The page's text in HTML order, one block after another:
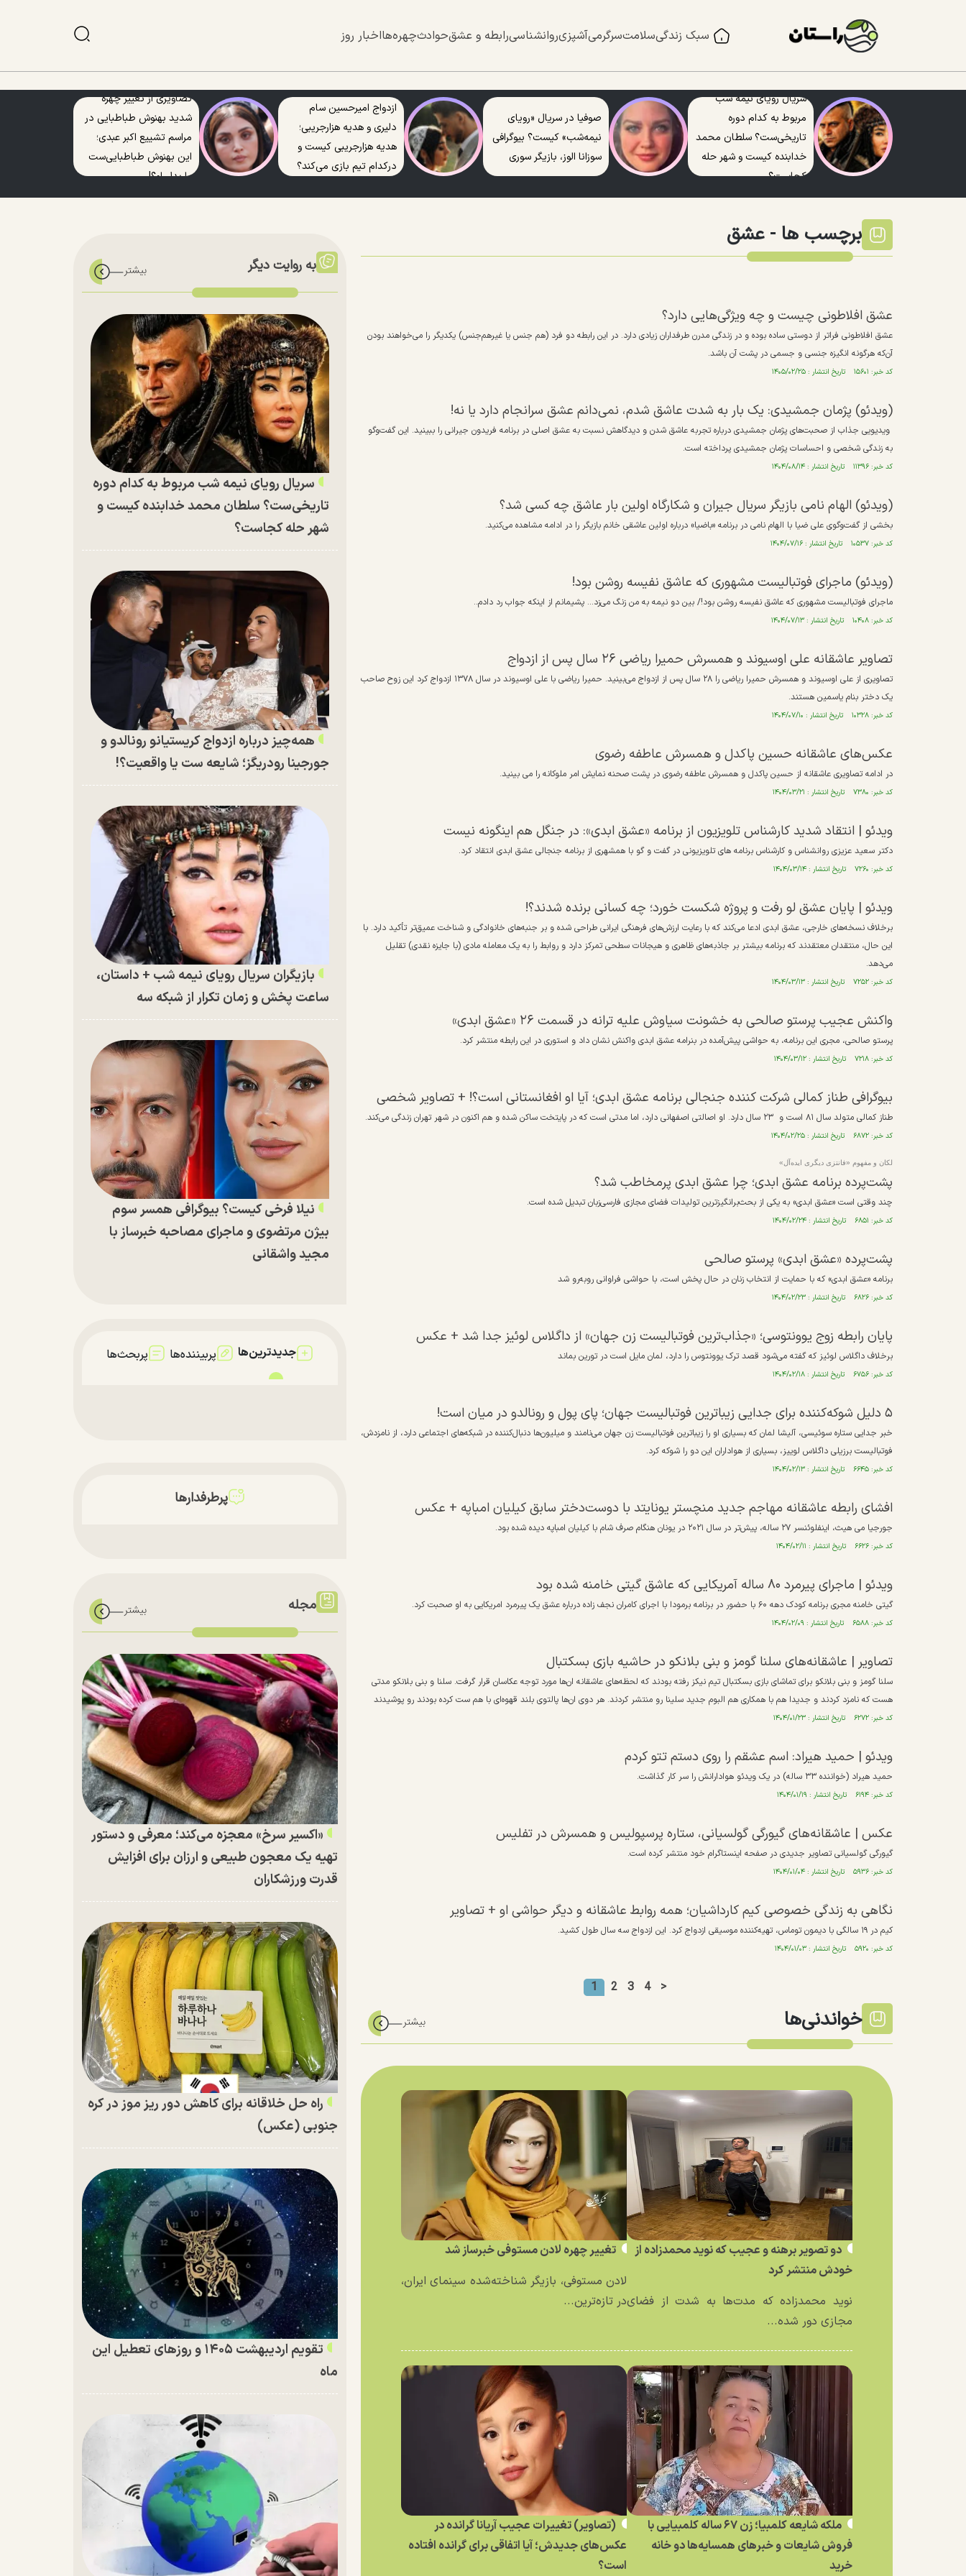
سبک زندگیسلامتسرگرمیآشپزیروانشناسیرابطه و عشقحوادثچهره‌هااخبار روز
سریال رویای نیمه شب
مربوط به کدام دوره
تاریخی‌ست؟ سلطان محمد
خدابنده کیست و شهر حله
کجاست؟
صوفیا در سریال «رویای
نیمه‌شب» کیست؟ بیوگرافی
سوزانا الوز، بازیگر سوری
ازدواج امیرحسین سام
دلیری و هدیه هزارجریبی؛
هدیه هزارجریبی کیست و
درکدام تیم بازی می‌کند؟
تصاویری از تغییر چهره
شدید بهنوش طباطبایی در
مراسم تشییع اکبر عبدی؛
این بهنوش طباطبایی‌ست
یا بدل او؟!
برچسب ها -عشق
عشق افلاطونی چیست و چه ویژگی‌هایی دارد؟
عشق افلاطونی فراتر از دوستی ساده بوده و در زندگی مدرن طرفداران زیادی دارد. در این رابطه دو فرد (هم جنس یا غیرهم‌جنس) یکدیگر را می‌خواهند بودن
آن‌که هرگونه انگیزه جنسی و جسمی در پشت آن باشد.
کد خبر: ۱۵۶۰۱ تاریخ انتشار : ۱۴۰۵/۰۲/۲۵
(ویدئو) پژمان جمشیدی: یک بار به شدت عاشق شدم، نمی‌دانم عشق سرانجام دارد یا نه!
ویدیویی جذاب از صحبت‌های پژمان جمشیدی درباره تجربه عاشق شدن و دیدگاهش نسبت به عشق اصلی در برنامه فریدون جیرانی را ببینید. این گفت‌و‌گو
به زندگی شخصی و احساسات پژمان جمشیدی پرداخته است.
کد خبر: ۱۱۳۹۶ تاریخ انتشار : ۱۴۰۴/۰۸/۱۴
(ویدئو) الهام نامی بازیگر سریال جیران و شکارگاه اولین بار عاشق چه کسی شد؟
بخشی از گفت‌وگوی علی ضیا با الهام نامی در برنامه «باضیا» درباره اولین عاشقی خانم بازیگر را در ادامه مشاهده می‌کنید.
کد خبر: ۱۰۵۳۷ تاریخ انتشار : ۱۴۰۴/۰۷/۱۶
(ویدئو) ماجرای فوتبالیست مشهوری که عاشق نفیسه روشن بود!
ماجرای فوتبالیست مشهوری که عاشق نفیسه روشن بود!/ بین دو نیمه به من زنگ می‌زد... پشیمانم از اینکه جواب رد دادم..
کد خبر: ۱۰۴۰۸ تاریخ انتشار : ۱۴۰۴/۰۷/۱۳
تصاویر عاشقانه علی اوسیوند و همسرش حمیرا ریاضی ۲۶ سال پس از ازدواج
تصاویری از علی اوسیوند و همسرش حمیرا ریاضی را ۲۸ سال پس از ازدواج می‌بینید. حمیرا ریاضی با علی اوسیوند در سال ۱۳۷۸ ازدواج کرد این زوح صاحب
یک دختر بنام یاسمین هستند.
کد خبر: ۱۰۳۲۸ تاریخ انتشار : ۱۴۰۴/۰۷/۱۰
عکس‌های عاشقانه حسین پاکدل و همسرش عاطفه رضوی
در ادامه تصاویری عاشقانه از حسین پاکدل و همسرش عاطفه رضوی در پشت صحنه نمایش امر ملوکانه را می بینید.
کد خبر: ۷۳۸۰ تاریخ انتشار : ۱۴۰۴/۰۳/۲۱
ویدئو |‌ انتقاد شدید کارشناس تلویزیون از برنامه «عشق ابدی»:‌ در جنگل هم اینگونه نیست
دکتر سعید عزیزی روانشناس و کارشناس برنامه های تلویزیونی در گفت و گو با همشهری از برنامه جنجالی عشق ابدی انتقاد کرد. ‌
کد خبر: ۷۲۶۰ تاریخ انتشار : ۱۴۰۴/۰۳/۱۴
ویدئو | پایان عشق لو رفت و پروژه شکست خورد؛ چه کسانی برنده شدند؟!
برخلاف نسخه‌های خارجی، عشق ابدی ادعا می‌کند که با رعایت ارزش‌های فرهنگی ایرانی طراحی شده و بر جنبه‌های خانوادگی و شناخت عمیق‌تر تأکید دارد. با
این حال، منتقدان معتقدند که برنامه بیشتر بر جاذبه‌های ظاهری و هیجانات سطحی تمرکز دارد و روابط را به یک معامله مادی (با جایزه نقدی) تقلیل
می‌دهد.
کد خبر: ۷۲۵۲ تاریخ انتشار : ۱۴۰۴/۰۳/۱۳
‌واکنش عجیب پرستو صالحی به خشونت سیاوش علیه ترانه در قسمت ۲۶ «عشق ابدی»
پرستو صالحی، مجری این برنامه، به حواشی پیش‌آمده در بنرامه عشق ابدی واکنش نشان داد و استوری در این رابطه منتشر کرد.
کد خبر: ۷۲۱۸ تاریخ انتشار : ۱۴۰۴/۰۳/۱۲
بیوگرافی طناز کمالی شرکت کننده جنجالی برنامه عشق ابدی؛ آیا او افغانستانی است؟! + تصاویر شخصی
طناز کمالی متولد سال ۸۱ است و ۲۳ سال دارد. او اصالتی اصفهانی دارد، اما مدتی است که در پایتخت ساکن شده و هم اکنون در شهر تهران زندگی می‌کند.
کد خبر: ۶۸۷۲ تاریخ انتشار : ۱۴۰۴/۰۲/۲۵
لکان و مفهوم «فانتزی دیگری ایده‌آل»
پشت‌پرده برنامه عشق ابدی؛ چرا عشق ابدی پرمخاطب شد؟
چند وقتی است «عشق ابدی» به یکی از بحث‌برانگیزترین تولیدات فضای مجازی فارسی‌زبان تبدیل شده است.
کد خبر: ۶۸۵۱ تاریخ انتشار : ۱۴۰۴/۰۲/۲۴
پشت‌پرده «عشق ابدی» پرستو صالحی
برنامه «عشق ابدی» که با حمایت از انتخاب زنان در حال پخش است، با حواشی فراوانی روبه‌رو شد
کد خبر: ۶۸۲۶ تاریخ انتشار : ۱۴۰۴/۰۲/۲۳
پایان رابطه زوج یوونتوسی؛ «جذاب‌ترین فوتبالیست زن جهان» از داگلاس لوئیز جدا شد + عکس
برخلاف داگلاس لوئیز که گفته می‌شود قصد ترک یوونتوس را دارد، لمان مایل است در تورین بماند
کد خبر: ۶۷۵۶ تاریخ انتشار : ۱۴۰۴/۰۲/۱۸
۵ دلیل شوکه‌کننده برای جدایی زیباترین فوتبالیست جهان؛ پای پول و رونالدو در میان است!
خبر جدایی ستاره سوئیسی، آلیشا لمان‌ که بسیاری او را زیباترین فوتبالیست زن جهان می‌نامند و میلیون‌ها دنبال‌کننده در شبکه‌های اجتماعی دارد، از نامزدش،
فوتبالیست برزیلی داگلاس لوییز، بسیاری از هواداران این دو را شوکه کرد.
کد خبر: ۶۶۴۵ تاریخ انتشار : ۱۴۰۴/۰۲/۱۳
افشای رابطه عاشقانه مهاجم جدید منچستر یونایتد با دوست‌دختر سابق کیلیان امباپه + عکس
جورجیا می هیث، اینفلوئنسر ۲۷ ساله، پیش‌تر در سال ۲۰۲۱ در یونان هنگام صرف شام با کیلیان امباپه دیده شده بود.
کد خبر: ۶۶۲۶ تاریخ انتشار : ۱۴۰۴/۰۲/۱۱
ویدئو | ماجرای پیرمرد ۸۰ ساله‌ آمریکایی که عاشق گیتی خامنه شده بود
گیتی خامنه مجری برنامه کودک دهه ۶۰ با حضور در برنامه برمودا با اجرای کامران نجف زاده درباره عشق یک پیرمرد امریکایی به او صحبت کرد.
کد خبر: ۶۵۸۸ تاریخ انتشار : ۱۴۰۴/۰۲/۰۹
تصاویر | عاشقانه‌های سلنا گومز و بنی بلانکو در حاشیه بازی بسکتبال
سلنا گومز و بنی بلانکو برای تماشای بازی بسکتبال تیم نیکز رفته بودند که لحظه‌های عاشقانه ان‌ها مورد توجه عکاسان قرار گرفت. سلنا و بنی بلانکو مدتی
هست که نامزد کردند و جدیدا هم با همکاری هم البوم جدید سلینا رو منتشر کردند. هر دوی ان‌ها پالتوی بلند قهوه‌ای با هم ست کرده بودند رو پوشیدند
کد خبر: ۶۲۷۲ تاریخ انتشار : ۱۴۰۴/۰۱/۲۳
ویدئو |‌ حمید هیراد: اسم عشقم را روی دستم تتو کردم
حمید هیراد (خواننده ۳۳ ساله) در یک ویدئو هوادارانش را سر کار گذاشت.
کد خبر: ۶۱۹۴ تاریخ انتشار : ۱۴۰۴/۰۱/۱۹
عکس | عاشقانه‌های گیورگی گولسیانی، ستاره پرسپولیس و همسرش در تفلیس
گیورگی گولسیانی تصاویر جدیدی در صفحه اینستاگرام خود منتشر کرده است.
کد خبر: ۵۹۳۶ تاریخ انتشار : ۱۴۰۴/۰۱/۰۴
نگاهی به زندگی خصوصی کیم کارداشیان؛ همه روابط عاشقانه و دیگر حواشی او + تصاویر
کیم در ۱۹ سالگی با دیمون توماس، تهیه‌کننده موسیقی ازدواج کرد. این ازدواج سه سال طول کشید.
کد خبر: ۵۹۲۰ تاریخ انتشار : ۱۴۰۴/۰۱/۰۳
1 2 3 4 >
خواندنی‌ها
دو تصویر برهنه و عجیب که نوید محمدزاده از
خودش منتشر کرد
نوید محمدزاده که مدت‌ها به شدت از فضای
مجازی دور شده...
تغییر چهره لادن مستوفی خبرساز شد
لادن مستوفی، بازیگر شناخته‌شده سینمای ایران،
در تازه‌ترین...
ملکه شایعه کلمبیا؛ زن ۶۷ ساله کلمبیایی با
فروش شایعات و خبر‌های همسایه‌ها دو خانه
خرید
(تصاویر) تغییرات عجیب آریانا گرانده در
عکس‌های جدیدش؛ آیا اتفاقی برای گرانده افتاده
است؟
به روایت دیگر
سریال رویای نیمه شب مربوط به کدام دوره
تاریخی‌ست؟ سلطان محمد خدابنده کیست و
شهر حله کجاست؟
همه‌چیز درباره ازدواج کریستیانو رونالدو و
جورجینا رودریگز؛ شایعه ست یا واقعیت؟!
بازیگران سریال رویای نیمه شب + داستان،
ساعت پخش و زمان تکرار از شبکه سه
نیلا فرخی کیست؟ بیوگرافی همسر سوم
بیژن مرتضوی و ماجرای مصاحبه خبرساز با
مجید واشقانی
جدیدترین‌ها پربیننده‌ها پربحث‌ها
پرطرفدارها
مجله
«اکسیر سرخ» معجزه می‌کند؛ معرفی و دستور
تهیه یک معجون طبیعی و ارزان برای افزایش
قدرت ورزشکاران
راه حل خلاقانه برای کاهش دور ریز موز در کره
جنوبی (عکس)
تقویم اردیبهشت ۱۴۰۵ و روز‌های تعطیل این
ماه